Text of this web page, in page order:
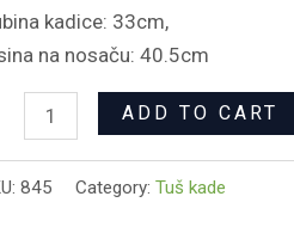
kadice: 33cm,
na nosaču: 40.5cm
ADD TO CART
845 Category:Tuš kade